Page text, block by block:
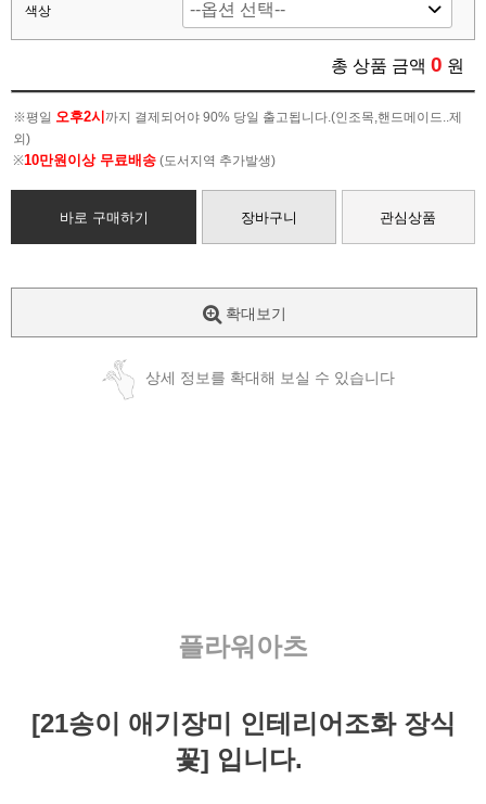
색상
총 상품 금액 0 원
※평일 오후2시 까지 결제되어야 90% 당일 출고됩니다.(인조목,핸드메이드..제
외)
※10만원이상 무료배송 (도서지역 추가발생)
바로 구매하기 장바구니 관심상품
확대보기
상세 정보를 확대해 보실 수 있습니다
플라워아츠
[21송이 애기장미 인테리어조화 장식
꽃] 입니다.